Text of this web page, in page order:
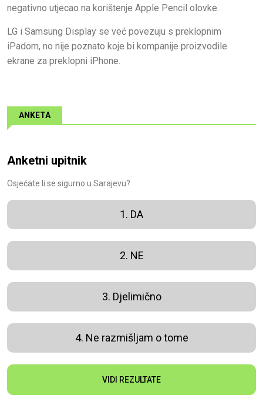
negativno utjecao na korištenje Apple Pencil olovke.
LG i Samsung Display se već povezuju s preklopnim
iPadom, no nije poznato koje bi kompanije proizvodile
ekrane za preklopni iPhone.
ANKETA
Anketni upitnik
Osjećate li se sigurno u Sarajevu?
1. DA
2. NE
3. Djelimično
4. Ne razmišljam o tome
VIDI REZULTATE